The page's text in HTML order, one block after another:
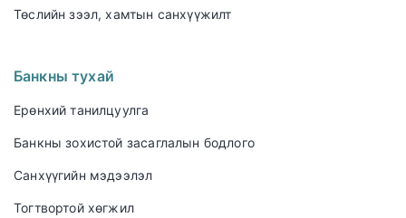
Төслийн зээл, хамтын санхүүжилт
Банкны тухай
Ерөнхий танилцуулга
Банкны зохистой засаглалын бодлого
Санхүүгийн мэдээлэл
Тогтвортой хөгжил